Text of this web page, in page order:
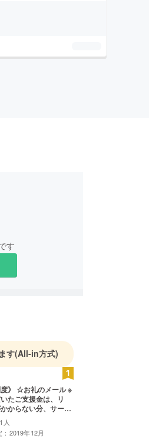
す
す(All-in方式)
度》 ☆お礼のメール ※
たご支援金は、リ
からない分、サービ
て全て大切に活動費
せていただきます。
人
：2019年12月